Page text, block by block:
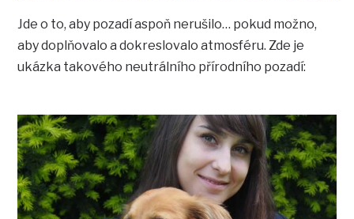
Jde o to, aby pozadí aspoň nerušilo… pokud možno,
aby doplňovalo a dokreslovalo atmosféru. Zde je
ukázka takového neutrálního přírodního pozadí: